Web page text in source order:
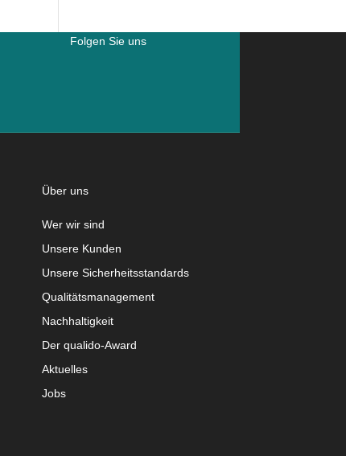
Folgen Sie uns
Über uns
Wer wir sind
Unsere Kunden
Unsere Sicherheitsstandards
Qualitätsmanagement
Nachhaltigkeit
Der qualido-Award
Aktuelles
Jobs